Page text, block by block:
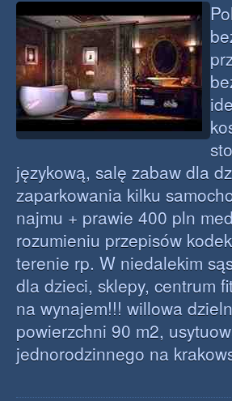
językową, salę zabaw dla
zaparkowania kilku
najmu + prawie 400 pln
rozumieniu przepisów
terenie rp. W niedalekim
dla dzieci, sklepy, centrum
na wynajem!!! willowa
powierzchni 90 m2,
jednorodzinnego na